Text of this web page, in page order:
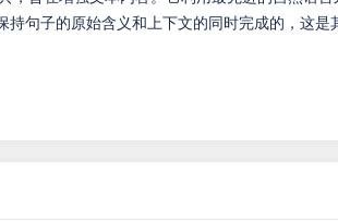
句子的原始含义和上下文的同时完成的，这是